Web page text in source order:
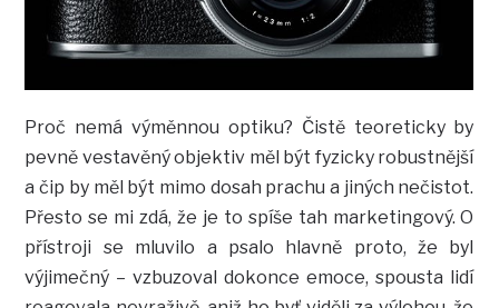
Proč nemá výměnnou optiku? Čistě teoreticky by
pevně vestavěný objektiv měl být fyzicky robustnější
a čip by měl být mimo dosah prachu a jiných nečistot.
Přesto se mi zdá, že je to spíše tah marketingový. O
přístroji se mluvilo a psalo hlavně proto, že byl
výjimečný – vzbuzoval dokonce emoce, spousta lidí